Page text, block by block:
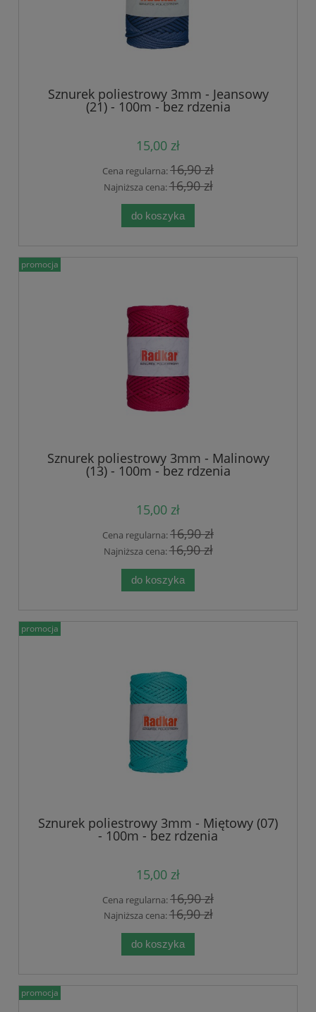
Sznurek poliestrowy 3mm - Jeansowy
(21) - 100m - bez rdzenia
15,00 zł
Cena regularna:16,90 zł
Najniższa cena:16,90 zł
do koszyka
Sznurek poliestrowy 3mm - Malinowy
(13) - 100m - bez rdzenia
15,00 zł
Cena regularna:16,90 zł
Najniższa cena:16,90 zł
do koszyka
promocja
Sznurek poliestrowy 3mm - Miętowy (07)
- 100m - bez rdzenia
15,00 zł
Cena regularna:16,90 zł
Najniższa cena:16,90 zł
do koszyka
promocja
promocja